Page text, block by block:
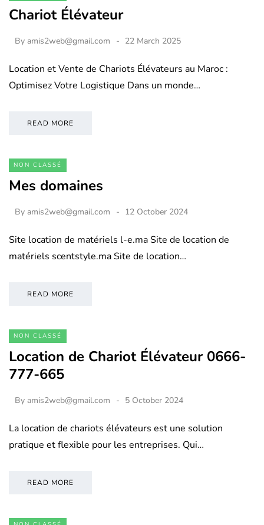
Chariot Élévateur
By amis2web@gmail.com 22 March 2025
Location et Vente de Chariots Élévateurs au Maroc :
Optimisez Votre Logistique Dans un monde…
READ MORE
NON CLASSÉ
Mes domaines
By amis2web@gmail.com 12 October 2024
Site location de matériels l-e.ma Site de location de
matériels scentstyle.ma Site de location…
READ MORE
NON CLASSÉ
Location de Chariot Élévateur 0666-
777-665
By amis2web@gmail.com 5 October 2024
La location de chariots élévateurs est une solution
pratique et flexible pour les entreprises. Qui…
READ MORE